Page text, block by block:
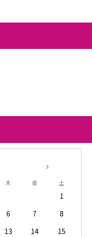
木 金 土
1
6 7
8
13 14
15